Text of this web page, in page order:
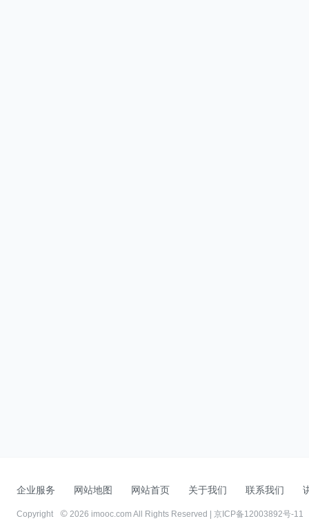
企业服务 网站地图 网站首页 关于我们 联系我们
Copyright 2026 imooc.com All Rights Reserved | 京ICP备12003892号-11